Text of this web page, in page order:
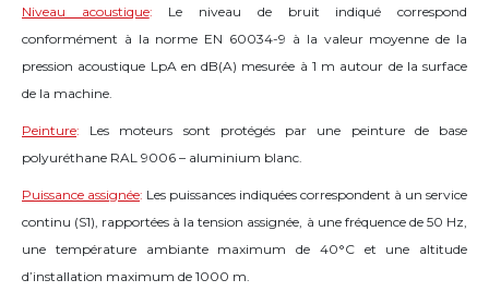
Niveau acoustique: Le niveau de bruit indiqué correspond
conformément à la norme EN 60034-9 à la valeur moyenne de la
pression acoustique LpA en dB(A) mesurée à 1 m autour de la surface
de la machine.
Peinture: Les moteurs sont protégés par une peinture de base
polyuréthane RAL 9006 – aluminium blanc.
Puissance assignée: Les puissances indiquées correspondent à un service
continu (S1), rapportées à la tension assignée, à une fréquence de 50 Hz,
une température ambiante maximum de 40°C et une altitude
d’installation maximum de 1000 m.